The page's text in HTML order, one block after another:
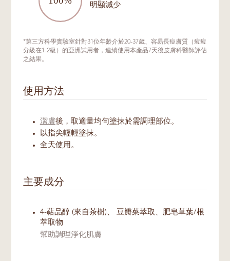
明顯減少
*第三方科學實驗室針對31位年齡介於20-37歲、容易長痘膚質（痘痘
分級在1-2級）的亞洲試用者，連續使用本產品7天後皮膚科醫師評估
之結果。
使用方法
潔膚後，取適量均勻塗抹於需調理部位。
以指尖輕輕塗抹。
全天使用。
主要成分
4-萜品醇 (來自茶樹)、 豆瓣菜萃取、肥皂草葉/根
萃取物
幫助調理淨化肌膚